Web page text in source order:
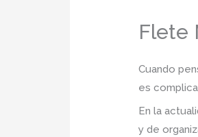
Flete
Cuando
es
En la
y de